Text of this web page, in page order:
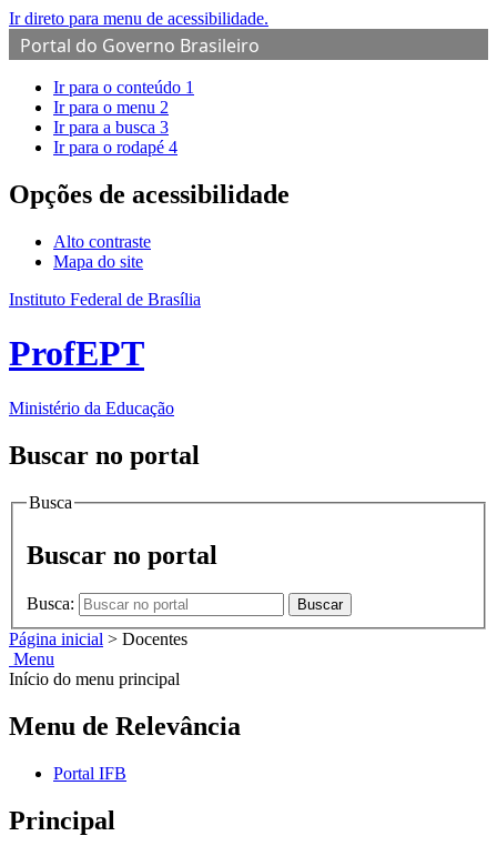
Ir direto para menu de acessibilidade.
Portal do Governo Brasileiro
Ir para o conteúdo 1
Ir para o menu 2
Ir para a busca 3
Ir para o rodapé 4
Opções de acessibilidade
Alto contraste
Mapa do site
Instituto Federal de Brasília
ProfEPT
Ministério da Educação
Buscar no portal
Busca
Buscar no portal
Busca: Buscar
Página inicial > Docentes
Menu
Início do menu principal
Menu de Relevância
Portal IFB
Principal